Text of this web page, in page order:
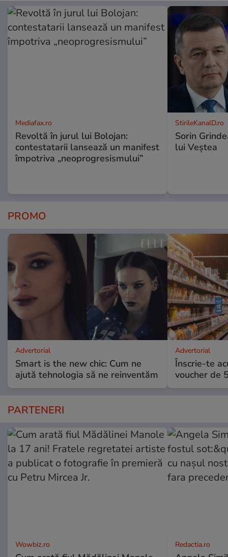
Mediafax.ro
Revoltă în jurul lui Bolojan:
contestatarii lansează un manifest
împotriva „neoprogresismului”
StirileKanalD.ro
Sorin
lui Veștea
PROMO
Advertorial
Smart is the new chic: Cum ne
ajută tehnologia să ne reinventăm
Advertorial
Înscrie-te
voucher de
PARTENERI
Wowbiz.ro Redactia.ro